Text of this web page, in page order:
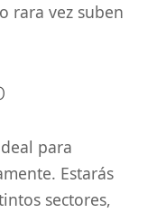
rara vez suben
para
Estarás
sectores,